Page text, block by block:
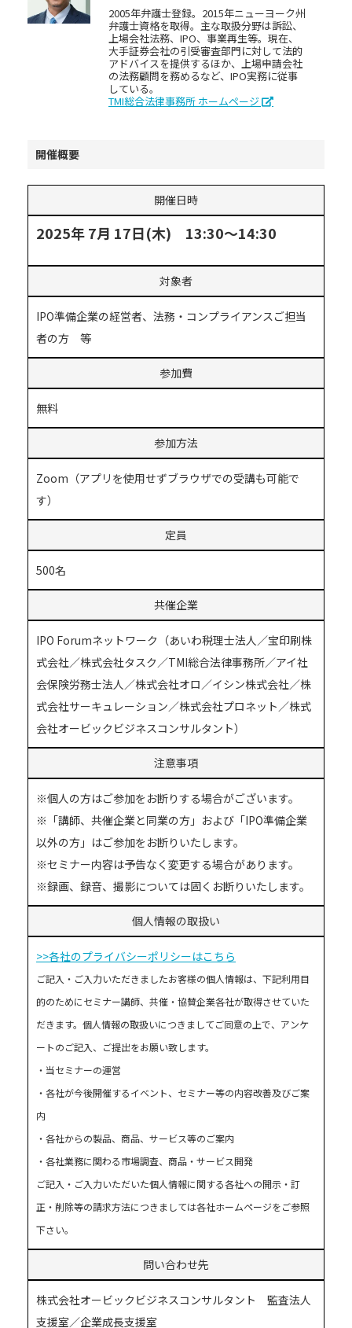
2005年弁護士登録。2015年ニューヨーク州
弁護士資格を取得。主な取扱分野は訴訟、
上場会社法務、IPO、事業再生等。現在、
大手証券会社の引受審査部門に対して法的
アドバイスを提供するほか、上場申請会社
の法務顧問を務めるなど、IPO実務に従事
している。
TMI総合法律事務所 ホームページ
開催概要
開催日時
2025年 7月 17日(木) 13:30～14:30
対象者
IPO準備企業の経営者、法務・コンプライアンスご担当
者の方 等
参加費
無料
参加方法
Zoom（アプリを使用せずブラウザでの受講も可能で
す）
定員
500名
共催企業
IPO Forumネットワーク（あいわ税理士法人／宝印刷株
式会社／株式会社タスク／TMI総合法律事務所／アイ社
会保険労務士法人／株式会社オロ／イシン株式会社／株
式会社サーキュレーション／株式会社プロネット／株式
会社オービックビジネスコンサルタント）
注意事項
※個人の方はご参加をお断りする場合がございます。
※「講師、共催企業と同業の方」および「IPO準備企業
以外の方」はご参加をお断りいたします。
※セミナー内容は予告なく変更する場合があります。
※録画、録音、撮影については固くお断りいたします。
個人情報の取扱い
>>各社のプライバシーポリシーはこちら
ご記入・ご入力いただきましたお客様の個人情報は、下記利用目
的のためにセミナー講師、共催・協賛企業各社が取得させていた
だきます。個人情報の取扱いにつきましてご同意の上で、アンケ
ートのご記入、ご提出をお願い致します。
・当セミナーの運営
・各社が今後開催するイベント、セミナー等の内容改善及びご案
内
・各社からの製品、商品、サービス等のご案内
・各社業務に関わる市場調査、商品・サービス開発
ご記入・ご入力いただいた個人情報に関する各社への開示・訂
正・削除等の請求方法につきましては各社ホームページをご参照
下さい。
問い合わせ先
株式会社オービックビジネスコンサルタント 監査法人
支援室／企業成長支援室